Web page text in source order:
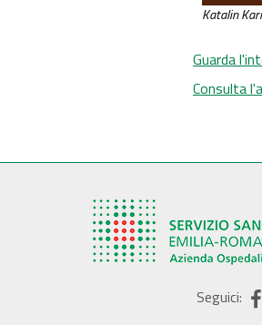
Katalin
Guarda
Consulta
Seguici: